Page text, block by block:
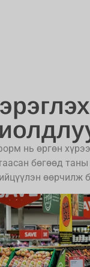
нь өргөн
бөгөөд
өөрчилж